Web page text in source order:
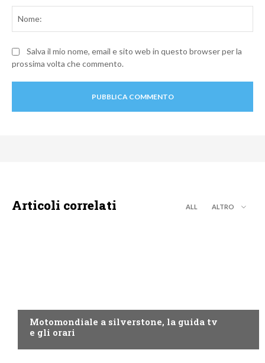
Salva il mio nome, email e sito web in questo browser per la
prossima volta che commento.
Articoli correlati ALL ALTRO
Motomondiale a silverstone, la guida tv
e gli orari